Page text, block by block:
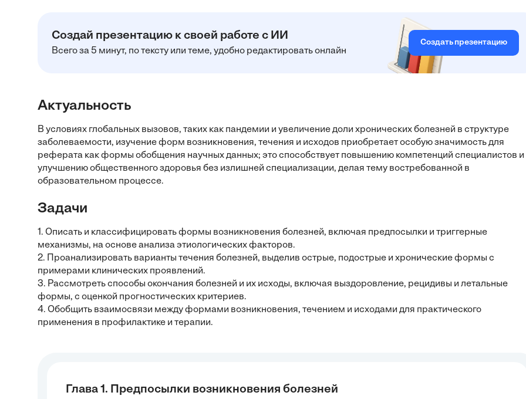
Создай презентацию к своей работе с ИИ
Всего за 5 минут, по тексту или теме, удобно редактировать онлайн
Создать презентацию
Актуальность
В условиях глобальных вызовов, таких как пандемии и увеличение доли хронических болезней в структуре
заболеваемости, изучение форм возникновения, течения и исходов приобретает особую значимость для
реферата как формы обобщения научных данных; это способствует повышению компетенций специалистов и
улучшению общественного здоровья без излишней специализации, делая тему востребованной в
образовательном процессе.
Задачи
1. Описать и классифицировать формы возникновения болезней, включая предпосылки и триггерные
механизмы, на основе анализа этиологических факторов.
2. Проанализировать варианты течения болезней, выделив острые, подострые и хронические формы с
примерами клинических проявлений.
3. Рассмотреть способы окончания болезней и их исходы, включая выздоровление, рецидивы и летальные
формы, с оценкой прогностических критериев.
4. Обобщить взаимосвязи между формами возникновения, течением и исходами для практического
применения в профилактике и терапии.
Глава 1. Предпосылки возникновения болезней